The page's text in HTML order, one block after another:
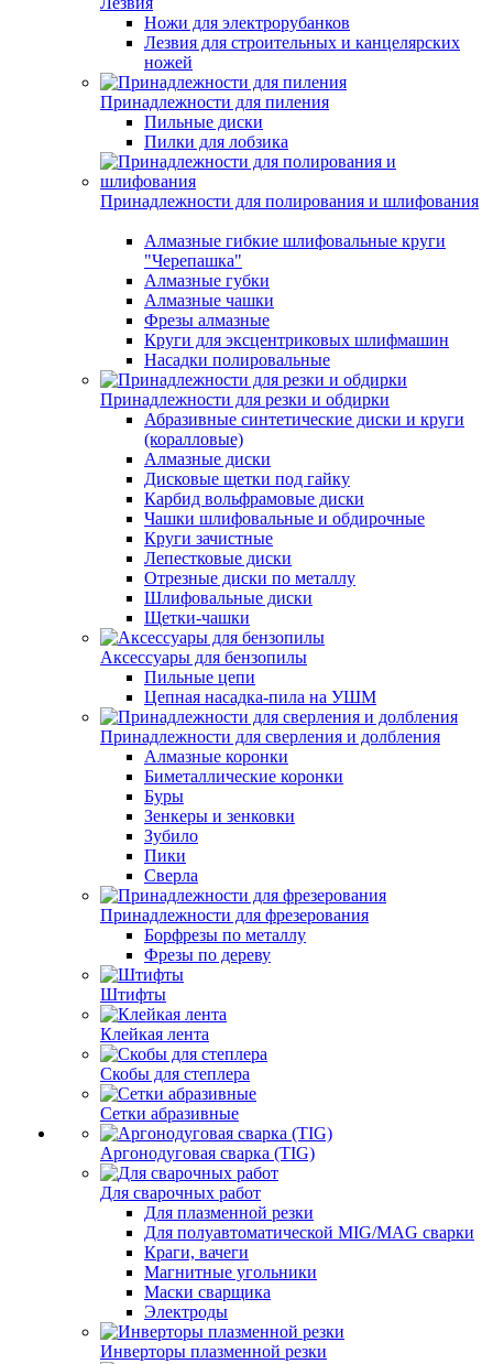
Ножи для электрорубанков
Лезвия для строительных и канцелярских
ножей
Принадлежности для пиления
Пильные диски
Пилки для лобзика
Принадлежности для полирования и шлифования
Алмазные гибкие шлифовальные круги
"Черепашка"
Алмазные губки
Алмазные чашки
Фрезы алмазные
Круги для эксцентриковых шлифмашин
Насадки полировальные
Принадлежности для резки и обдирки
Абразивные синтетические диски и круги
(коралловые)
Алмазные диски
Дисковые щетки под гайку
Карбид вольфрамовые диски
Чашки шлифовальные и обдирочные
Круги зачистные
Лепестковые диски
Отрезные диски по металлу
Шлифовальные диски
Щетки-чашки
Аксессуары для бензопилы
Пильные цепи
Цепная насадка-пила на УШМ
Принадлежности для сверления и долбления
Алмазные коронки
Биметаллические коронки
Буры
Зенкеры и зенковки
Зубило
Пики
Сверла
Принадлежности для фрезерования
Борфрезы по металлу
Фрезы по дереву
Штифты
Клейкая лента
Скобы для степлера
Сетки абразивные
Аргонодуговая сварка (TIG)
Для сварочных работ
Для плазменной резки
Для полуавтоматической MIG/MAG сварки
Краги, вачеги
Магнитные угольники
Маски сварщика
Электроды
Инверторы плазменной резки